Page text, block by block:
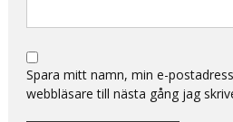
Spara mitt namn, min e-
webbläsare till nästa gång jag